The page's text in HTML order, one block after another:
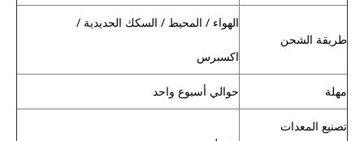
طريقة الشحن
الهواء / المحيط / السكك الحديدية /
اكسبرس
مهلة حوالي أسبوع واحد
تصنيع المعدات